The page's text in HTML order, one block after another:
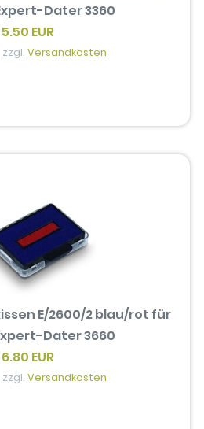
Dater 3360
5.50 EUR
zzgl.Versandkosten
E/2600/2 blau/rot für
Dater 3660
6.80 EUR
zzgl.Versandkosten